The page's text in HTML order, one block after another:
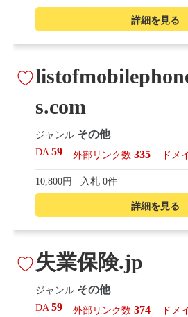
詳細を見る
詳細を見る
s.com
ジャンル その他
DA59 外部リンク数 335 ドメ
10,800円 入札 0件
失業保険.jp
ジャンル その他
DA59 外部リンク数 374 ドメ